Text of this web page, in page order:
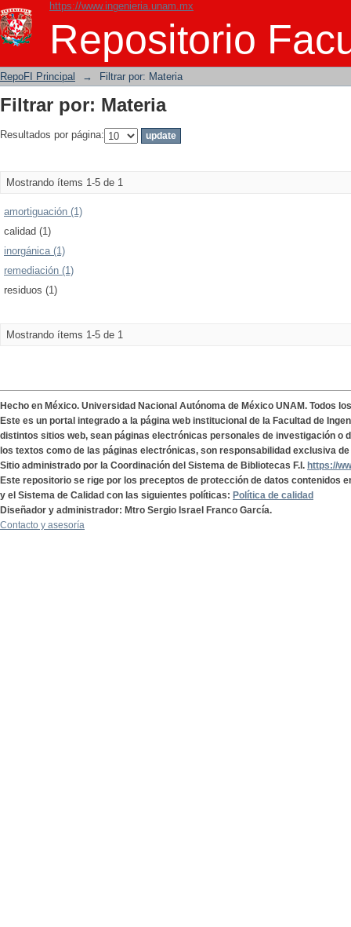
https://www.ingenieria.unam.mx
Repositorio
Filtrar por: Materia
RepoFI Principal → Filtrar por: Materia
Filtrar por: Materia
Resultados por página:
Mostrando ítems 1-5 de 1
amortiguación (1)
calidad (1)
inorgánica (1)
remediación (1)
residuos (1)
Mostrando ítems 1-5 de 1
Hecho en México. Universidad Nacional Autónoma de México UNAM. Todos
Este es un portal integrado a la página web institucional de la Facultad de
distintos sitios web, sean páginas electrónicas personales de investigación o
los textos como de las páginas electrónicas, son responsabilidad exclusiva
Sitio administrado por la Coordinación del Sistema de Bibliotecas F.I. https://
Este repositorio se rige por los preceptos de protección de datos contenidos
y el Sistema de Calidad con las siguientes políticas: Política de calidad
Diseñador y administrador: Mtro Sergio Israel Franco García.
Contacto y asesoría